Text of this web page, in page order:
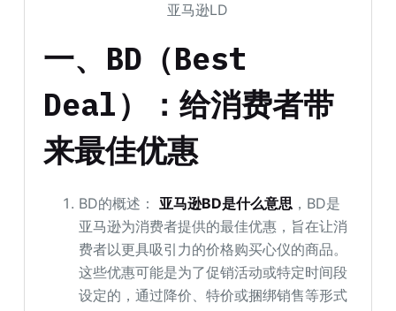
亚马逊LD
一、BD（Best
Deal）：给消费者带
来最佳优惠
BD的概述： 亚马逊BD是什么意思 ，BD是
亚马逊为消费者提供的最佳优惠，旨在让消
费者以更具吸引力的价格购买心仪的商品。
这些优惠可能是为了促销活动或特定时间段
设定的，通过降价、特价或捆绑销售等形式